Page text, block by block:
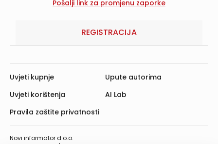
REGISTRACIJA
Novi informator d.o.o.
Uvjeti kupnje
Uvjeti korištenja
Pravila zaštite privatnosti
Upute autorima
AI Lab